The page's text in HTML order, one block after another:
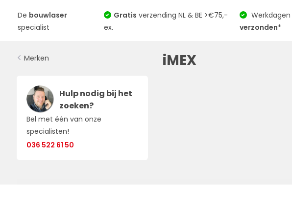
De bouwlaser
specialist
Gratis verzending NL & BE >€75,-
ex.
Werkdagen
verzonden*
Merken
Hulp nodig bij het
zoeken?
Bel met één van onze
specialisten!
036 522 61 50
iMEX